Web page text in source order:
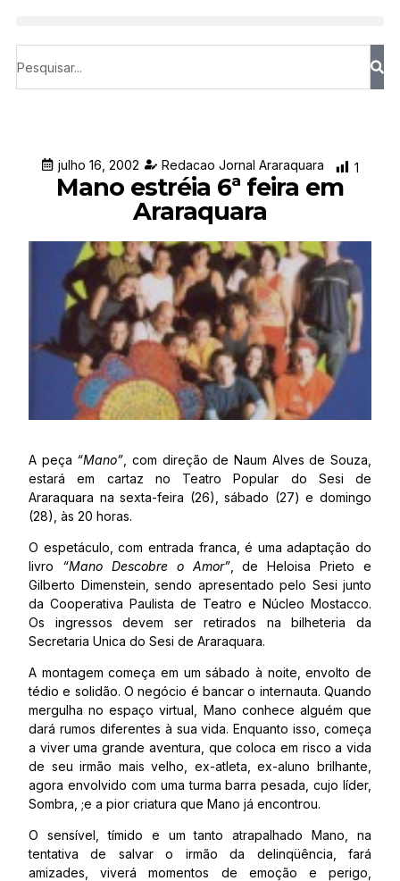
julho 16, 2002 Redacao Jornal Araraquara 1
Mano estréia 6ª feira em
Araraquara
A peça “Mano” , com direção de Naum Alves de Souza,
estará em cartaz no Teatro Popular do Sesi de
Araraquara na sexta-feira (26), sábado (27) e domingo
(28), às 20 horas.
O espetáculo, com entrada franca, é uma adaptação do
livro “Mano Descobre o Amor”, de Heloisa Prieto e
Gilberto Dimenstein, sendo apresentado pelo Sesi junto
da Cooperativa Paulista de Teatro e Núcleo Mostacco.
Os ingressos devem ser retirados na bilheteria da
Secretaria Unica do Sesi de Araraquara.
A montagem começa em um sábado à noite, envolto de
tédio e solidão. O negócio é bancar o internauta. Quando
mergulha no espaço virtual, Mano conhece alguém que
dará rumos diferentes à sua vida. Enquanto isso, começa
a viver uma grande aventura, que coloca em risco a vida
de seu irmão mais velho, ex-atleta, ex-aluno brilhante,
agora envolvido com uma turma barra pesada, cujo líder,
Sombra, ;e a pior criatura que Mano já encontrou.
O sensível, tímido e um tanto atrapalhado Mano, na
tentativa de salvar o irmão da delinqüência, fará
amizades, viverá momentos de emoção e perigo,